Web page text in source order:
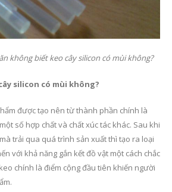
không biết keo cây silicon có mùi không?
silicon có mùi không?
được tạo nên từ thành phần chính là
số hợp chất và chất xúc tác khác. Sau khi
trải qua quá trình sản xuất thì tạo ra loại
với khả năng gắn kết đồ vật một cách chắc
chính là điểm cộng đầu tiên khiến người